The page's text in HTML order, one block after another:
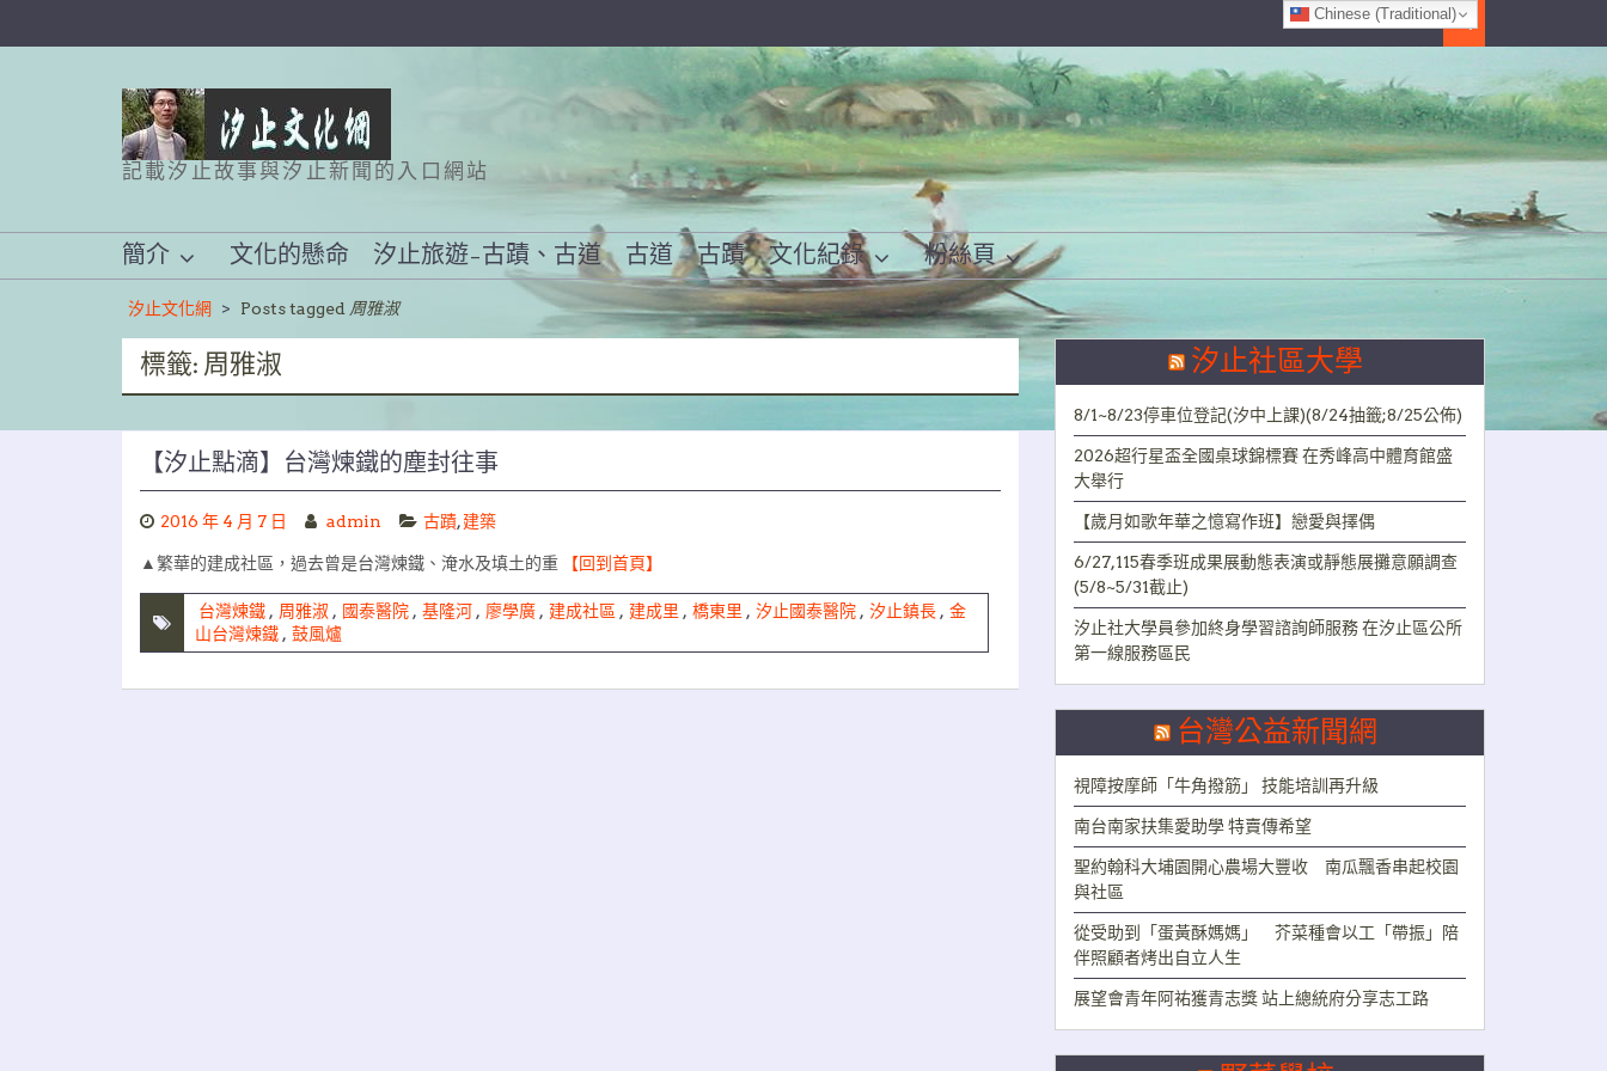
記載汐止故事與汐止新聞的入口網站
簡介 文化的懸命 汐止旅遊–古蹟、古道 古道 古蹟 文化紀錄 粉絲頁
汐止文化網 > Posts tagged 周雅淑
標籤: 周雅淑
【汐止點滴】台灣煉鐵的塵封往事
2016 年 4 月 7 日 admin 古蹟,建築
▲繁華的建成社區，過去曾是台灣煉鐵、淹水及填土的重 【回到首頁】
台灣煉鐵 , 周雅淑 , 國泰醫院 , 基隆河 , 廖學廣 , 建成社區 , 建成里 , 橋東里 , 汐止國泰醫院 , 汐止鎮長 , 金
山台灣煉鐵 , 鼓風爐
汐止社區大學
8/1~8/23停車位登記(汐中上課)(8/24抽籤;8/25公佈)
2026超行星盃全國桌球錦標賽 在秀峰高中體育館盛
大舉行
【歲月如歌年華之憶寫作班】戀愛與擇偶
6/27,115春季班成果展動態表演或靜態展攤意願調查
(5/8~5/31截止)
汐止社大學員參加終身學習諮詢師服務 在汐止區公所
第一線服務區民
台灣公益新聞網
視障按摩師「牛角撥筋」 技能培訓再升級
南台南家扶集愛助學 特賣傳希望
聖約翰科大埔園開心農場大豐收 南瓜飄香串起校園
與社區
從受助到「蛋黃酥媽媽」 芥菜種會以工「帶振」陪
伴照顧者烤出自立人生
展望會青年阿祐獲青志獎 站上總統府分享志工路
Chinese (Traditional)